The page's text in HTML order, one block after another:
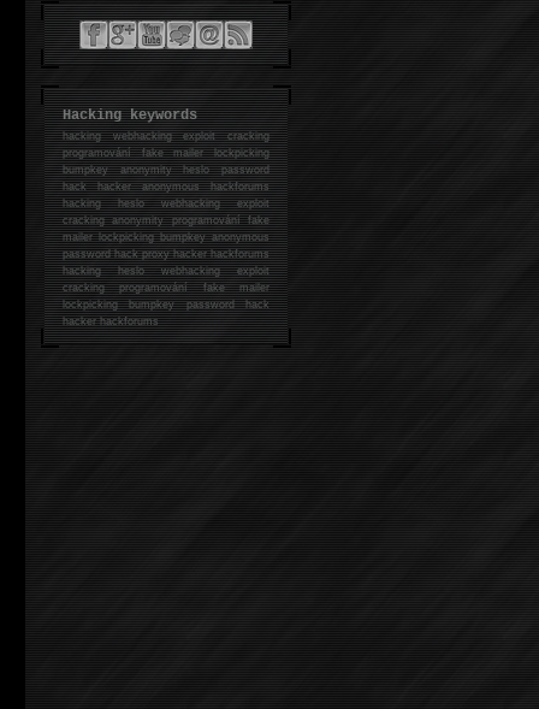
Hacking keywords
hackingwebhacking exploit cracking
programování fake mailer lockpicking
bumpkey anonymity heslo password
hackhacker anonymous hackforums
hackingheslo webhacking exploit
cracking anonymity programování fake
mailer lockpicking bumpkey anonymous
password hack proxy hacker hackforums
hacking heslo webhacking exploit
cracking programování fake mailer
lockpicking bumpkey password hack
hackerhackforums